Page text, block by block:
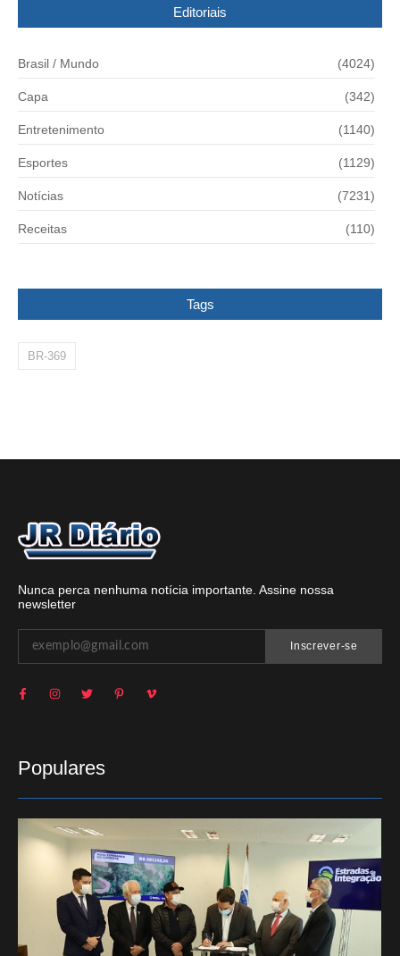
Editoriais
Brasil / Mundo (4024)
Capa (342)
Entretenimento (1140)
Esportes (1129)
Notícias (7231)
Receitas (110)
Tags
BR-369
Nunca perca nenhuma notícia importante. Assine nossa
newsletter
Inscrever-se
Populares